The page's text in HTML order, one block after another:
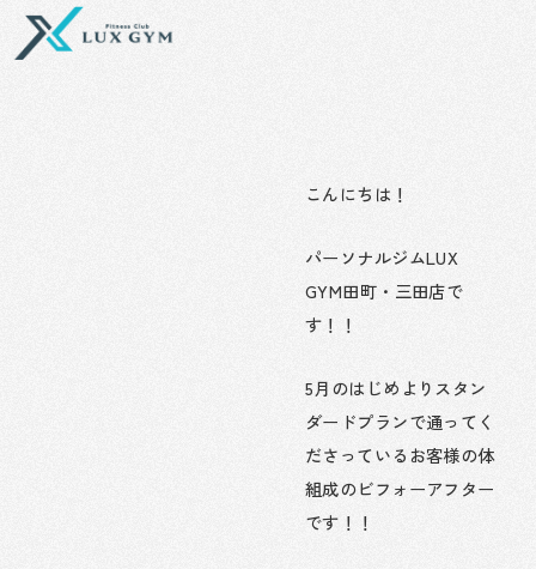
を
こんにちは！
パーソナルジムLUX
GYM田町・三田店で
す！！
5月のはじめよりスタン
ダードプランで通ってく
ださっているお客様の体
組成のビフォーアフター
です！！